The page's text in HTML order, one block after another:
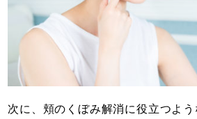
次に、頬のくぼみ解消に役立つよ